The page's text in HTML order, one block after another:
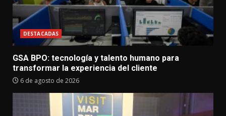
DESTACADAS
GSA BPO: tecnología y talento humano para
transformar la experiencia del cliente
6 de agosto de 2026